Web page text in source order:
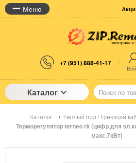
Меню
+7 (951) 888-41-17
Каталог
Каталог / Тёплый пол / Греющий
Терморегулятор terneo rk (цифр.для
макс.7кВт)